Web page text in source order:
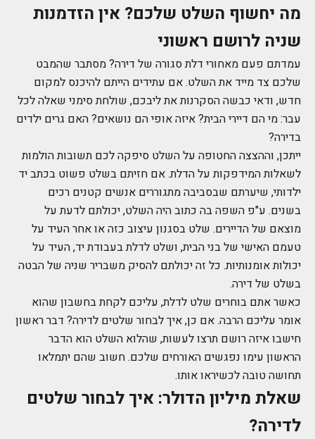
מה יחשוף השלט שלכם? אין הזדמנות
שניה לרושם ראשוני
עמדתם פעם מאחורי דלת סגורה של דירה? מסתבר שהמבט
שלכם צד מייד את השלט. אם עתידים הייתם להיכנס למקום
חדש, ודאי כבשה הסקרנות את ליבכם, שולחת סימני שאלה לכל
עבר: מי הם דיירי הבית? איזה אופי הם נושאים? האם גרים ילדים
בדירה?
ייתכן, וההצצה החטופה על השלט סיפקה לכם תשובות הולמות
לשאלות המידפקות על הדלת. אם חזיתם בשלט פשוט בכתב יד
ילדותי, שיערתם שבסביבה מתגוררים אנשים קטנים רכים
בשנים. ע"פ השפה בה כתוב היה השלט, יכולתם לדעת על
מוצאם של הדיירים. שלט בסגנון עיצוב כזה או אחר העיד על
טעמם האישי של בני הבית, ושלט לדלת בעבודת יד, העיד על
יכולות אומנותיות. כל זה יכולתם להסיק משבריר שניה של הבטה
בשלט של דירה.
כאשר אתם בוחרים שלט לדלת, עליכם לקחת בחשבון שהוא
אומר עליכם הרבה. אם כן, איך לבחור שלטים לדירה? דבר ראשון
חישבו איזה רושם תרצו לעשות, שהלוא השלט הוא הדבר
הראשון עימו נפגשים האורחים שלכם. חשוב שהם יתמלאו
תחושה טובה לכשיראו אותו.
שאלת מיליון הדולר: איך לבחור שלטים
לדירה?